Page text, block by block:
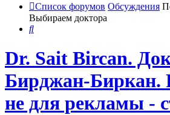
Список форумов Обсуждения
Выбираем доктора
Поиск
Dr. Sait Bircan.
Бирджан-Биркан.
не для рекламы -